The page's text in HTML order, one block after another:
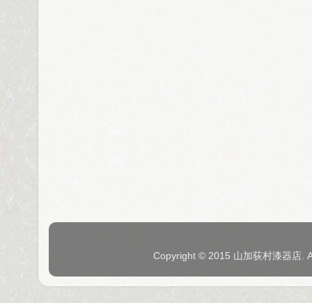
Copyright © 2015 山加荻村漆器店.